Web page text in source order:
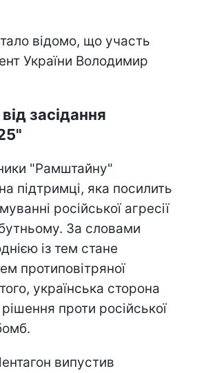
відомо, що участь
України Володимир
засідання
"Рамштайну"
підтримці, яка посилить
російської агресії
За словами
із тем стане
протиповітряної
українська сторона
проти російської
випустив